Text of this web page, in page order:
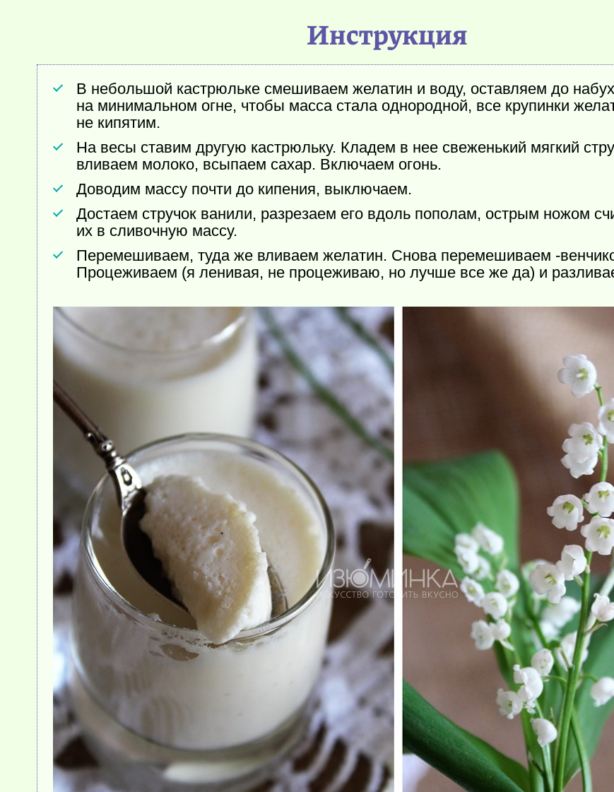
Инструкция
В небольшой кастрюльке смешиваем желатин и воду, оставляем до
на минимальном огне, чтобы масса стала однородной, все крупинки
не кипятим.
На весы ставим другую кастрюльку. Кладем в нее свеженький мягкий
вливаем молоко, всыпаем сахар. Включаем огонь.
Доводим массу почти до кипения, выключаем.
Достаем стручок ванили, разрезаем его вдоль пополам, острым ножом
их в сливочную массу.
Перемешиваем, туда же вливаем желатин. Снова перемешиваем -
Процеживаем (я ленивая, не процеживаю, но лучше все же да) и